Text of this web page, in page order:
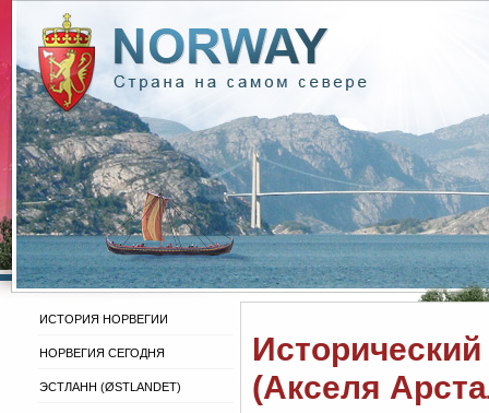
ИСТОРИЯ НОРВЕГИИ
НОРВЕГИЯ СЕГОДНЯ
ЭСТЛАНН (ØSTLANDET)
(Акселя